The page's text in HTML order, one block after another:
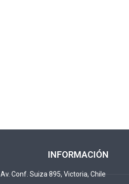
INFORMACIÓN
Av. Conf. Suiza 895, Victoria, Chile